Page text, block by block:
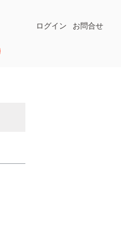
ログイン お問合せ